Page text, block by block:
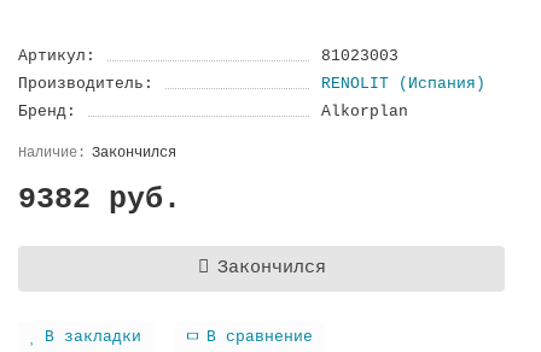
Артикул:
81023003
Производитель:
RENOLIT (Испания)
Бренд:
Alkorplan
Закончился
9382 руб.
Закончился
В закладки В сравнение